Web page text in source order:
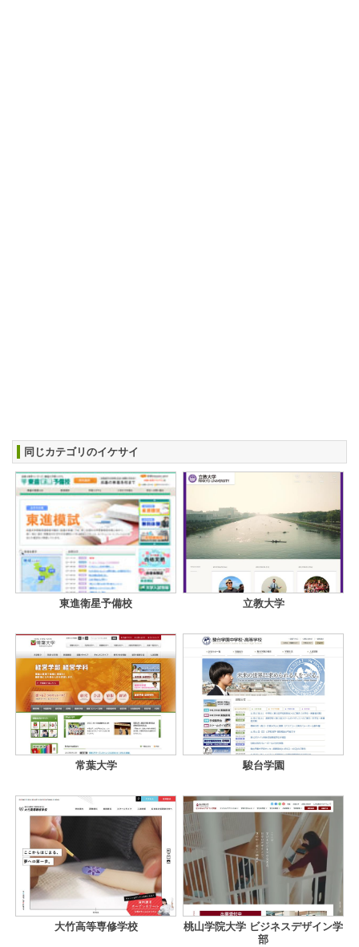
同じカテゴリのイケサイ
東進衛星予備校 立教大学
常葉大学 駿台学園
大竹高等専修学校
桃山学院大学 ビジネスデザイン学
部